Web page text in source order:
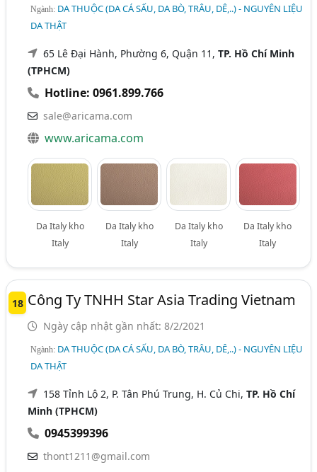
Ngành: DA THUỘC (DA CÁ SẤU, DA BÒ, TRÂU, DÊ,..) - NGUYÊN LIỆU
DA THẬT
65 Lê Đại Hành, Phường 6, Quận 11,TP. Hồ Chí Minh
(TPHCM)
Hotline: 0961.899.766
sale@aricama.com
www.aricama.com
Da Italy kho
Italy
Da Italy kho
Italy
Da Italy kho
Italy
Da Italy kho
Italy
18 Công Ty TNHH Star Asia Trading Vietnam
Ngày cập nhật gần nhất: 8/2/2021
Ngành: DA THUỘC (DA CÁ SẤU, DA BÒ, TRÂU, DÊ,..) - NGUYÊN LIỆU
DA THẬT
158 Tỉnh Lộ 2, P. Tân Phú Trung, H. Củ Chi,TP. Hồ Chí
Minh (TPHCM)
0945399396
thont1211@gmail.com